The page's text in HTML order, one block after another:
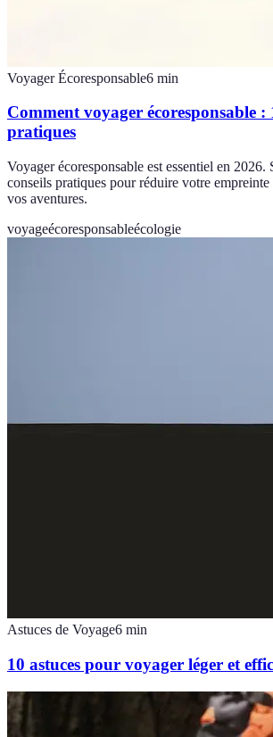
Voyager Écoresponsable6 min
Comment voyager écoresponsable :
pratiques
Voyager écoresponsable est essentiel en 2026.
conseils pratiques pour réduire votre
vos aventures.
voyageécoresponsableécologie
Astuces de Voyage6 min
10 astuces pour voyager léger et